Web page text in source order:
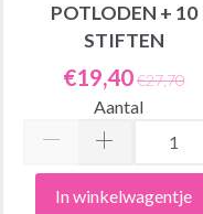
POTLODEN + 10
STIFTEN
€19,40€27,70
Aantal
In winkelwagentje